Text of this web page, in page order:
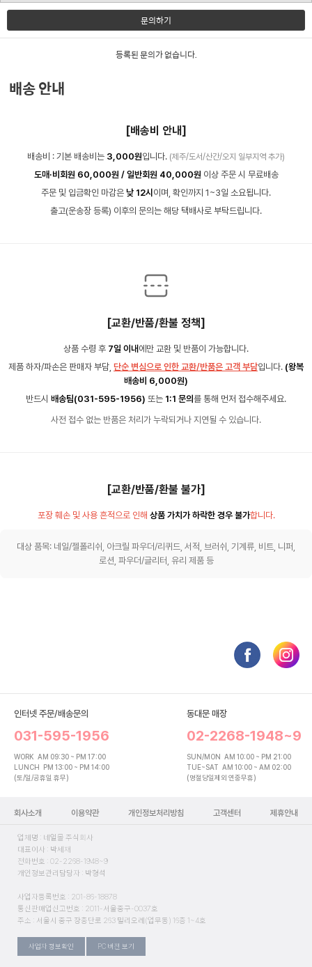
문의하기
등록된 문의가 없습니다.
배송 안내
[배송비 안내]
배송비 : 기본 배송비는 3,000원입니다. (제주/도서/산간/오지 일부지역 추가)
도매·비회원 60,000원 / 일반회원 40,000원 이상 주문 시 무료배송
주문 및 입금확인 마감은 낮 12시이며, 확인까지 1~3일 소요됩니다.
출고(운송장 등록) 이후의 문의는 해당 택배사로 부탁드립니다.
[교환/반품/환불 정책]
상품 수령 후 7일 이내에만 교환 및 반품이 가능합니다.
제품 하자/파손은 판매자 부담, 단순 변심으로 인한 교환/반품은 고객 부담입니다. (왕복
배송비 6,000원)
반드시 배송팀(031-595-1956) 또는 1:1 문의를 통해 먼저 접수해주세요.
사전 접수 없는 반품은 처리가 누락되거나 지연될 수 있습니다.
[교환/반품/환불 불가]
포장 훼손 및 사용 흔적으로 인해 상품 가치가 하락한 경우 불가합니다.
대상 품목: 네일/젤폴리쉬, 아크릴 파우더/리퀴드, 서적, 브러쉬, 기계류, 비트, 니퍼,
로션, 파우더/글리터, 유리 제품 등
인터넷 주문/배송문의
031-595-1956
WORK AM 09:30 ~ PM 17:00
LUNCH PM 13:00 ~ PM 14:00
(토/일/공휴일 휴무)
동대문 매장
02-2268-1948~9
SUN/MON AM 10:00 ~ PM 21:00
TUE~SAT AM 10:00 ~ AM 02:00
(명절당일제외 연중무휴)
회사소개 이용약관 개인정보처리방침 고객센터 제휴안내
업체명 : 네일몰 주식회사
대표이사 : 박세재
전화번호 : 02-2268-1948~9
개인정보관리담당자 : 박형석
사업자등록번호 : 201-86-18878
통신판매업신고번호 : 2011-서울중구-0037호
주소 : 서울시 중구 장충단로 263 밀리오레(업무동) 16층 1~4호
사업자 정보확인 PC 버전 보기